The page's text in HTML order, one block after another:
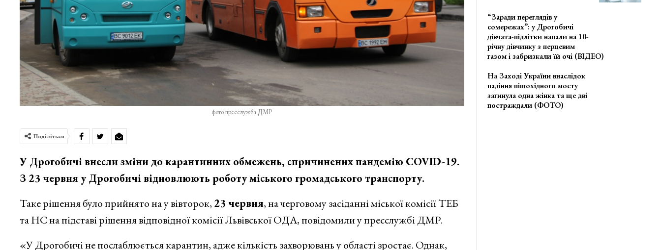
фото пресслужба ДМР
Поділіться
У Дрогобичі внесли зміни до карантинних обмежень, спричинених пандемію COVID-19.
З 23 червня у Дрогобичі відновлюють роботу міського громадського транспорту.
Таке рішення було прийнято на у вівторок, 23 червня, на черговому засіданні міської комісії ТЕБ
та НС на підставі рішення відповідної комісії Львівської ОДА, повідомили у пресслужбі ДМР.
«У Дрогобичі не послаблюється карантин, адже кількість захворювань у області зростає. Однак,
“Заради переглядів у
сомережах”: у Дрогобичі
дівчата-підлітки напали на 10-
річну дівчинку з перцевим
газом і забризкали їй очі (ВІДЕО)
На Заході України внаслідок
падіння пішохідного мосту
загинула одна жінка та ще дві
постраждали (ФОТО)